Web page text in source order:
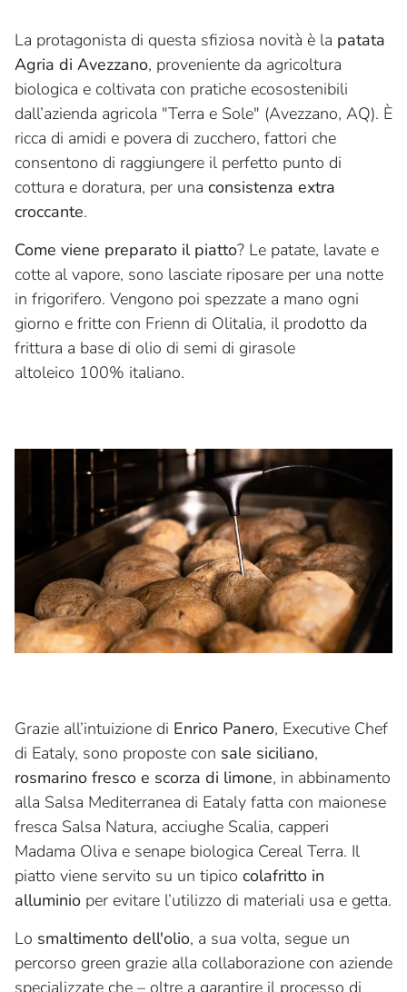
La protagonista di questa sfiziosa novità è la patata
Agria di Avezzano, proveniente da agricoltura
biologica e coltivata con pratiche ecosostenibili
dall’azienda agricola "Terra e Sole" (Avezzano, AQ). È
ricca di amidi e povera di zucchero, fattori che
consentono di raggiungere il perfetto punto di
cottura e doratura, per una consistenza extra
croccante.
Come viene preparato il piatto? Le patate, lavate e
cotte al vapore, sono lasciate riposare per una notte
in frigorifero. Vengono poi spezzate a mano ogni
giorno e fritte con Frienn di Olitalia, il prodotto da
frittura a base di olio di semi di girasole
altoleico 100% italiano.
Grazie all’intuizione di Enrico Panero, Executive Chef
di Eataly, sono proposte con sale siciliano,
rosmarino fresco e scorza di limone, in abbinamento
alla Salsa Mediterranea di Eataly fatta con maionese
fresca Salsa Natura, acciughe Scalia, capperi
Madama Oliva e senape biologica Cereal Terra. Il
piatto viene servito su un tipico colafritto in
alluminio per evitare l’utilizzo di materiali usa e getta.
Lo smaltimento dell'olio, a sua volta, segue un
percorso green grazie alla collaborazione con aziende
specializzate che – oltre a garantire il processo di